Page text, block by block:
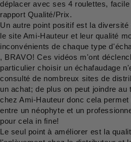
déplacer avec ses 4 roulettes,
rapport Qualité/Prix.
Un autre point positif est la
le site Ami-Hauteur et leur qualité
inconvénients de chaque type
, BRAVO! Ces vidéos m'ont
particulier choisir un échafaudage
consulté de nombreux sites de
un achat; de plus on peut joindre au
chez Ami-Hauteur donc cela
entre un néophyte et un
pour cela in fine!
Le seul point à améliorer est la